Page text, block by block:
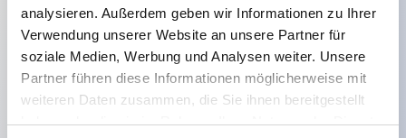
analysieren. Außerdem geben wir Informationen zu Ihrer
Verwendung unserer Website an unsere Partner für
soziale Medien, Werbung und Analysen weiter. Unsere
Partner führen diese Informationen möglicherweise mit
weiteren Daten zusammen, die Sie ihnen bereitgestellt
haben oder die sie im Rahmen Ihrer Nutzung der Dienste
Hauptmerkmale
Mehrfachbefestigung möglich